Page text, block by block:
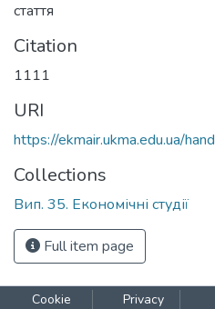
стаття
Citation
1111
URI
https://ekmair.ukma.edu.ua/
Collections
Вип. 35. Економічні студії
Full item page
Cookie
Privacy